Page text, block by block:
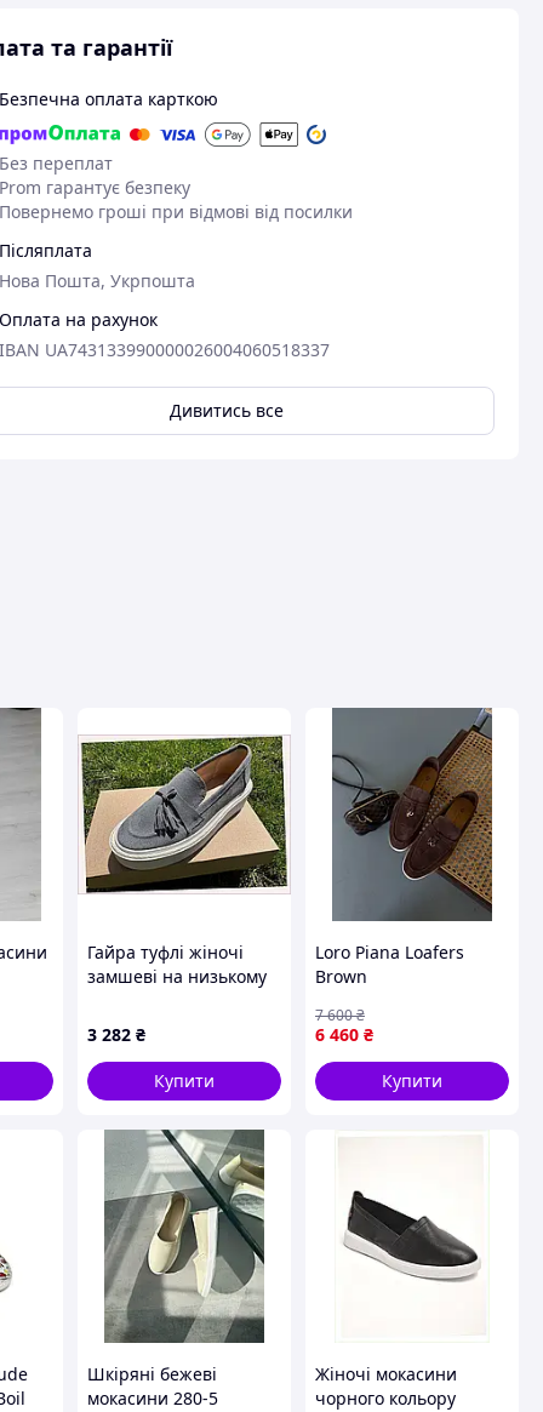
та гарантії
Безпечна оплата карткою
Без переплат
Prom гарантує безпеку
Повернемо гроші при відмові від посилки
Післяплата
Нова Пошта, Укрпошта
Оплата на рахунок
IBAN UA743133990000026004060518337
Дивитись все
Гайра туфлі жіночі
замшеві на низькому
3 282 ₴
Купити
Loro Piana Loafers
Brown
6 460 ₴
7 600₴
Купити
Шкіряні бежеві
мокасини 280-5
Жіночі мокасини
чорного кольору